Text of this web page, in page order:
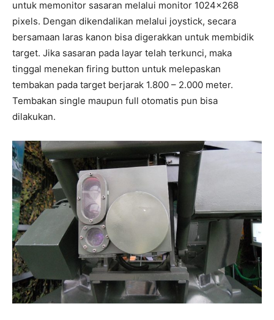
untuk memonitor sasaran melalui monitor 1024×268
pixels. Dengan dikendalikan melalui joystick, secara
bersamaan laras kanon bisa digerakkan untuk membidik
target. Jika sasaran pada layar telah terkunci, maka
tinggal menekan firing button untuk melepaskan
tembakan pada target berjarak 1.800 – 2.000 meter.
Tembakan single maupun full otomatis pun bisa
dilakukan.